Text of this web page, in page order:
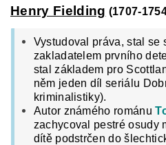
Henry Fielding (1707-
Vystudoval práva, stal se
zakladatelem prvního
stal základem pro
něm jeden díl seriálu
kriminalistiky).
Autor známého románu
zachycoval pestré osudy
dítě podstrčen do